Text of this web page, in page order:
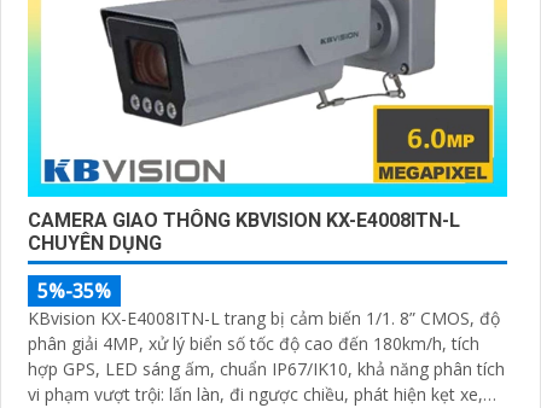
CAMERA GIAO THÔNG KBVISION KX-E4008ITN-L
CHUYÊN DỤNG
5%-35%
KBvision KX-E4008ITN-L trang bị cảm biến 1/1. 8” CMOS, độ
phân giải 4MP, xử lý biển số tốc độ cao đến 180km/h, tích
hợp GPS, LED sáng ấm, chuẩn IP67/IK10, khả năng phân tích
vi phạm vượt trội: lấn làn, đi ngược chiều, phát hiện kẹt xe,